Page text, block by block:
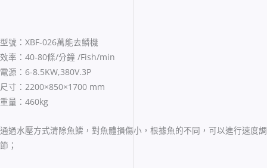
型號：XBF-026萬能去鱗機
效率：40-80條/分鐘 /Fish/min
電源：6-8.5KW,380V.3P
尺寸：2200×850×1700 mm
重量：460kg
通過水壓方式清除魚鱗，對魚體損傷小，根據魚的不同，可以進行速度調
節；